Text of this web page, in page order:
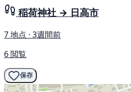
稲荷神社 → 日高市
7 地点 · 3週間前
6 閲覧
保存